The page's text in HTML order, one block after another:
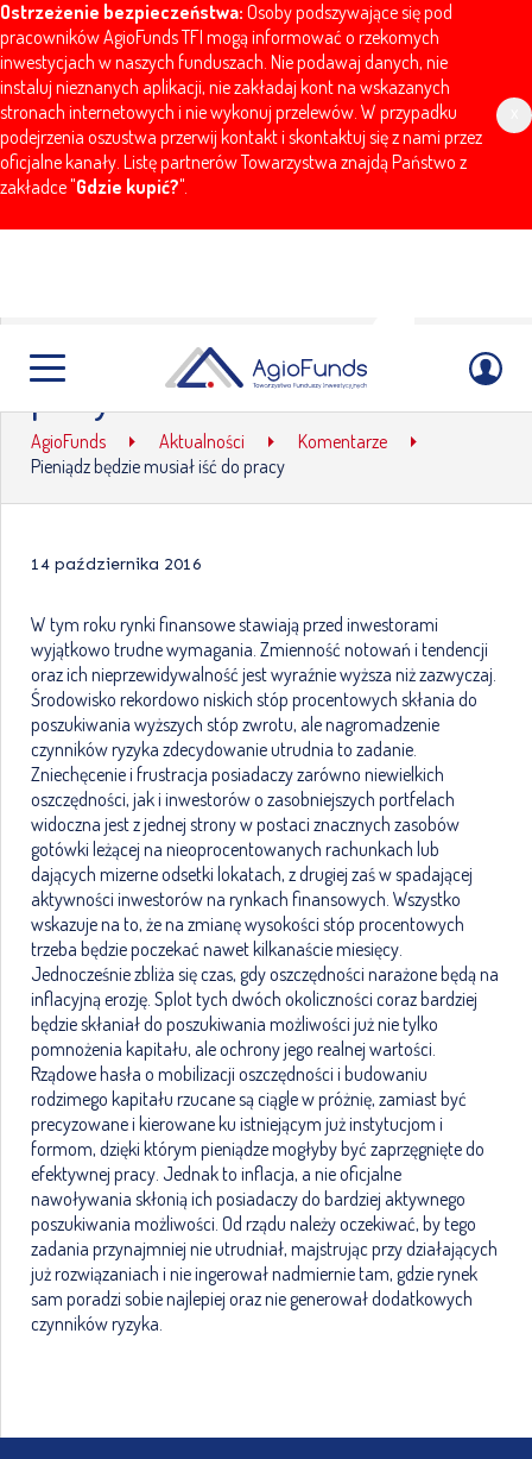
Ostrzeżenie bezpieczeństwa: Osoby podszywające się pod
pracowników AgioFunds TFI mogą informować o rzekomych
inwestycjach w naszych funduszach. Nie podawaj danych, nie
instaluj nieznanych aplikacji, nie zakładaj kont na wskazanych
stronach internetowych i nie wykonuj przelewów. W przypadku
podejrzenia oszustwa przerwij kontakt i skontaktuj się z nami przez
oficjalne kanały. Listę partnerów Towarzystwa znajdą Państwo z
zakładce "Gdzie kupić?".
Pieniądz będzie musiał iść do
pracy
AgioFunds Aktualności
Komentarze
Pieniądz będzie musiał iść do pracy
14 października 2016
W tym roku rynki finansowe stawiają przed inwestorami
wyjątkowo trudne wymagania. Zmienność notowań i tendencji
oraz ich nieprzewidywalność jest wyraźnie wyższa niż zazwyczaj.
Środowisko rekordowo niskich stóp procentowych skłania do
poszukiwania wyższych stóp zwrotu, ale nagromadzenie
czynników ryzyka zdecydowanie utrudnia to zadanie.
Zniechęcenie i frustracja posiadaczy zarówno niewielkich
oszczędności, jak i inwestorów o zasobniejszych portfelach
widoczna jest z jednej strony w postaci znacznych zasobów
gotówki leżącej na nieoprocentowanych rachunkach lub
dających mizerne odsetki lokatach, z drugiej zaś w spadającej
aktywności inwestorów na rynkach finansowych. Wszystko
wskazuje na to, że na zmianę wysokości stóp procentowych
trzeba będzie poczekać nawet kilkanaście miesięcy.
Jednocześnie zbliża się czas, gdy oszczędności narażone będą na
inflacyjną erozję. Splot tych dwóch okoliczności coraz bardziej
będzie skłaniał do poszukiwania możliwości już nie tylko
pomnożenia kapitału, ale ochrony jego realnej wartości.
Rządowe hasła o mobilizacji oszczędności i budowaniu
rodzimego kapitału rzucane są ciągle w próżnię, zamiast być
precyzowane i kierowane ku istniejącym już instytucjom i
formom, dzięki którym pieniądze mogłyby być zaprzęgnięte do
efektywnej pracy. Jednak to inflacja, a nie oficjalne
nawoływania skłonią ich posiadaczy do bardziej aktywnego
poszukiwania możliwości. Od rządu należy oczekiwać, by tego
zadania przynajmniej nie utrudniał, majstrując przy działających
już rozwiązaniach i nie ingerował nadmiernie tam, gdzie rynek
sam poradzi sobie najlepiej oraz nie generował dodatkowych
czynników ryzyka.